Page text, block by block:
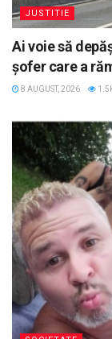
JUSTITIE
Ai voie să
șofer care a
8 AUGUST, 2026